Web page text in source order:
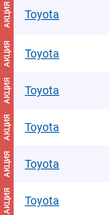
АКЦИЯ Toyota
АКЦИЯ Toyota
АКЦИЯ Toyota
АКЦИЯ Toyota
АКЦИЯ Toyota
АКЦИЯ Toyota